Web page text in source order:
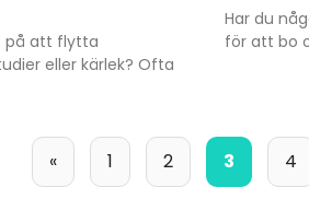
på att flytta
eller kärlek? Ofta
Har du
för att bo
« 1 2 3 4